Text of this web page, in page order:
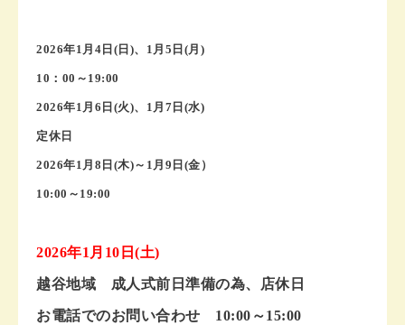
2026年1月4日(日)、1月5日(月)
10：00～19:00
2026年1月6日(火)、1月7日(水)
定休日
2026年1月8日(木)～1月9日(金）
10:00～19:00
2026年1月10日(土)
越谷地域 成人式前日準備の為、店休日
お電話でのお問い合わせ 10:00～15:00